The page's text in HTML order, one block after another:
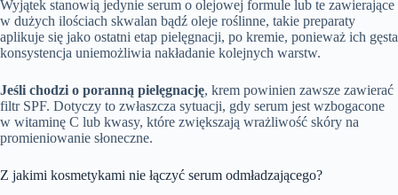
Wyjątek stanowią jedynie serum o olejowej formule lub te zawierające
w dużych ilościach skwalan bądź oleje roślinne, takie preparaty
aplikuje się jako ostatni etap pielęgnacji, po kremie, ponieważ ich gęsta
konsystencja uniemożliwia nakładanie kolejnych warstw.
Jeśli chodzi o poranną pielęgnację, krem powinien zawsze zawierać
filtr SPF. Dotyczy to zwłaszcza sytuacji, gdy serum jest wzbogacone
w witaminę C lub kwasy, które zwiększają wrażliwość skóry na
promieniowanie słoneczne.
Z jakimi kosmetykami nie łączyć serum odmładzającego?